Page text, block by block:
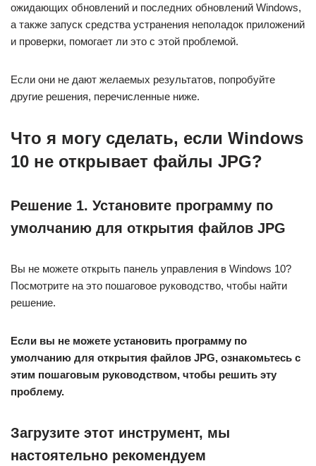
ожидающих обновлений и последних обновлений Windows,
а также запуск средства устранения неполадок приложений
и проверки, помогает ли это с этой проблемой.
Если они не дают желаемых результатов, попробуйте
другие решения, перечисленные ниже.
Что я могу сделать, если Windows
10 не открывает файлы JPG?
Решение 1. Установите программу по
умолчанию для открытия файлов JPG
Вы не можете открыть панель управления в Windows 10?
Посмотрите на это пошаговое руководство, чтобы найти
решение.
Если вы не можете установить программу по
умолчанию для открытия файлов JPG, ознакомьтесь с
этим пошаговым руководством, чтобы решить эту
проблему.
Загрузите этот инструмент, мы
настоятельно рекомендуем